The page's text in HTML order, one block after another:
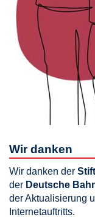
Wir danken
Wir danken der
der Deutsche
der Aktualisierung
Internetauftritts.